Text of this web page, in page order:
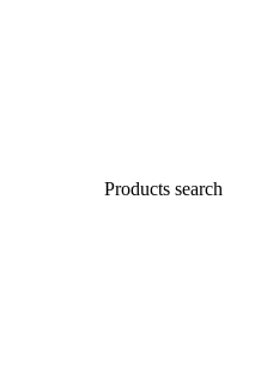
Products search